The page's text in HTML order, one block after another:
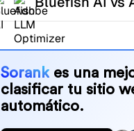
LLM Optimizer
Sorankes una
clasificar tu sitio
automático.